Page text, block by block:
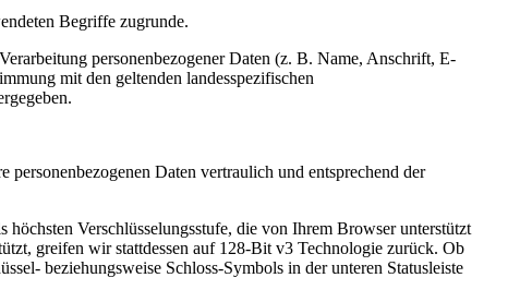
Begriffe zugrunde.
personenbezogener Daten (z. B. Name, Anschrift, E-
mit den geltenden landesspezifischen
Daten vertraulich und entsprechend der
Verschlüsselungsstufe, die von Ihrem Browser unterstützt
greifen wir stattdessen auf 128-Bit v3 Technologie zurück. Ob
beziehungsweise Schloss-Symbols in der unteren Statusleiste